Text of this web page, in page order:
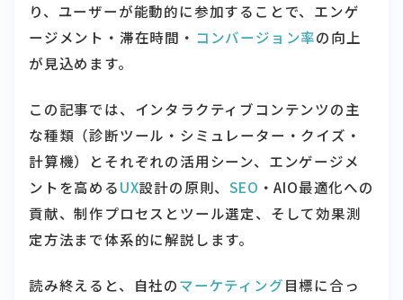
り、ユーザーが能動的に参加することで、エンゲ
ージメント・滞在時間・ コンバージョン率の向上
が見込めます。
この記事では、インタラクティブコンテンツの主
な種類（診断ツール・シミュレーター・クイズ・
計算機）とそれぞれの活用シーン、エンゲージメ
ントを高めるUX設計の原則、SEO ・AIO最適化への
貢献、制作プロセスとツール選定、そして効果測
定方法まで体系的に解説します。
読み終えると、自社のマーケティング目標に合っ